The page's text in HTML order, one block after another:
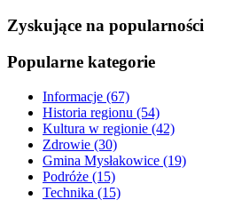
Zyskujące na popularności
Popularne kategorie
Informacje (67)
Historia regionu (54)
Kultura w regionie (42)
Zdrowie (30)
Gmina Mysłakowice (19)
Podróże (15)
Technika (15)